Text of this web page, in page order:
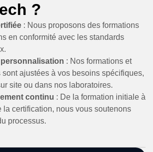
?
: Nous proposons des formations
en conformité avec les standards
: Nos formations et
ajustées à vos besoins spécifiques,
site ou dans nos laboratoires.
continu : De la formation initiale à
la certification, nous vous soutenons
processus.